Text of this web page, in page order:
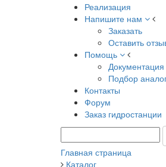
Реализация
Напишите нам
Заказать
Оставить
Помощь
Документация
Подбор
Контакты
Форум
Заказ гидростанции
Главная страница
Каталог